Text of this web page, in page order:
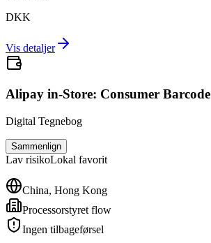
DKK
Vis detaljer
Alipay in-Store: Consumer Barcode
Digital Tegnebog
Sammenlign
Lav risikoLokal favorit
China, Hong Kong
Processorstyret flow
Ingen tilbageførsel